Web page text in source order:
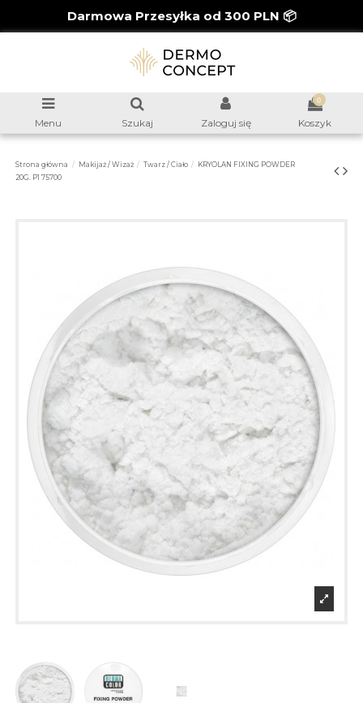
Darmowa Przesyłka od 300 PLN 📦
Menu Szukaj Zaloguj się
0
Koszyk
Strona główna Makijaż / Wizaż Twarz / Ciało
KRYOLAN FIXING POWDER
20G. P1 75700